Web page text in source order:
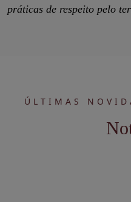
práticas de respeito pelo
ÚLTIMAS